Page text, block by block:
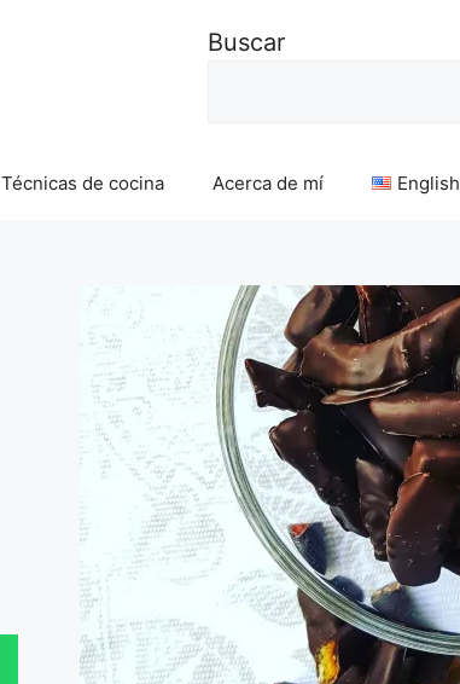
Buscar
Técnicas de cocina Acerca de mí English